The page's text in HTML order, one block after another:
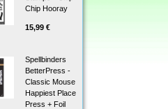
Chip Hooray
15,99 €
Spellbinders
BetterPress -
Classic Mouse
Happiest Place
Press + Foil